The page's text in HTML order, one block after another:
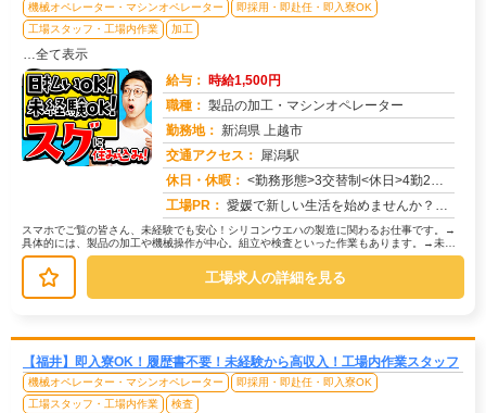
機械オペレーター・マシンオペレーター
即採用・即赴任・即入寮OK
工場スタッフ・工場内作業
加工
…全て表示
給与： 時給1,500円
職種： 製品の加工・マシンオペレーター
勤務地： 新潟県 上越市
交通アクセス： 犀潟駅
休日・休暇： <勤務形態>3交替制<休日>4勤2休★ＧＷ★夏季休暇★冬季休暇★年末年始
工場PR： 愛媛で新しい生活を始めませんか？→すぐに住める寮完備！初期費用は一切かかりません！敷金礼金、鍵交換代、仲介手数料、...
スマホでご覧の皆さん、未経験でも安心！シリコンウエハの製造に関わるお仕事です。→
具体的には、製品の加工や機械操作が中心。組立や検査といった作業もあります。→未経
験者多数活躍中！研修があるので、初...
工場求人の詳細を見る
【福井】即入寮OK！履歴書不要！未経験から高収入！工場内作業スタッフ
機械オペレーター・マシンオペレーター
即採用・即赴任・即入寮OK
工場スタッフ・工場内作業
検査